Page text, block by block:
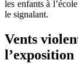
les enfants à
le signalant.
Vents
l’exposition